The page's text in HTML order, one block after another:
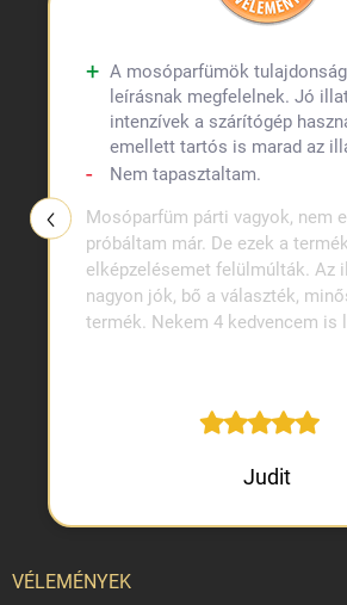
A mosóparfümök
leírásnak megfelelnek. Jó
intenzívek a szárítógép
emellett tartós is marad az
Nem tapasztaltam.
Mosóparfüm párti vagyok, nem
próbáltam már. De ezek a
elképzelésemet felülmúlták. Az
nagyon jók, bő a választék,
termék. Nekem 4 kedvencem is
Judit
VÉLEMÉNYEK